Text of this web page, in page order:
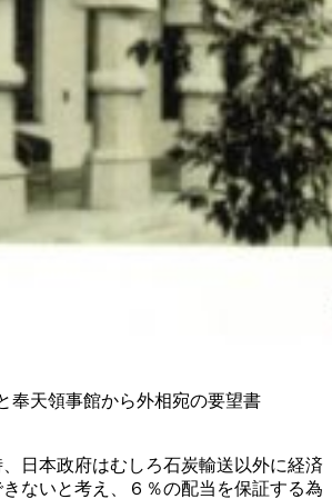
奉天領事館から外相宛の要望書
日本政府はむしろ石炭輸送以外に経済
ないと考え、６％の配当を保証する為